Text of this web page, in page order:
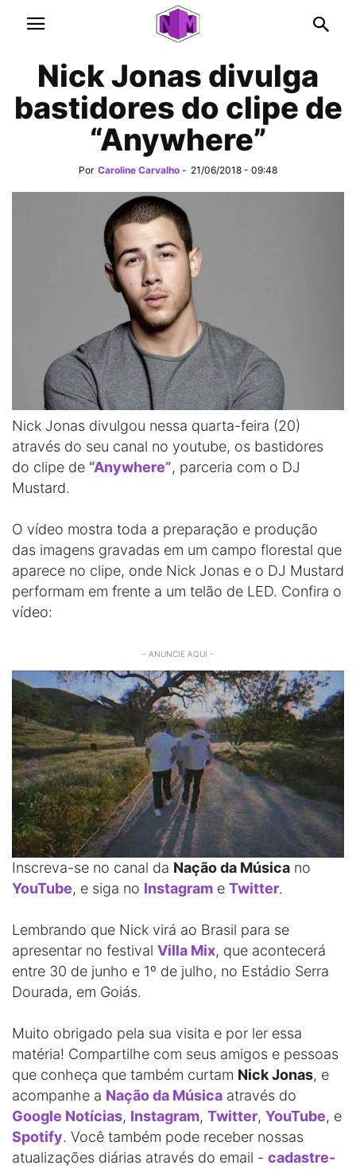
Nick Jonas divulga
bastidores do clipe de
“Anywhere”
Por Caroline Carvalho - 21/06/2018 - 09:48
Nick Jonas divulgou nessa quarta-feira (20)
através do seu canal no youtube, os bastidores
do clipe de “Anywhere”, parceria com o DJ
Mustard.
O vídeo mostra toda a preparação e produção
das imagens gravadas em um campo florestal que
aparece no clipe, onde Nick Jonas e o DJ Mustard
performam em frente a um telão de LED. Confira o
vídeo:
- ANUNCIE AQUI -
Inscreva-se no canal da Nação da Música no
YouTube, e siga no Instagram e Twitter.
Lembrando que Nick virá ao Brasil para se
apresentar no festival Villa Mix, que acontecerá
entre 30 de junho e 1º de julho, no Estádio Serra
Dourada, em Goiás.
Muito obrigado pela sua visita e por ler essa
matéria! Compartilhe com seus amigos e pessoas
que conheça que também curtam Nick Jonas, e
acompanhe a Nação da Música através do
Google Notícias, Instagram, Twitter, YouTube, e
Spotify. Você também pode receber nossas
atualizações diárias através do email - cadastre-